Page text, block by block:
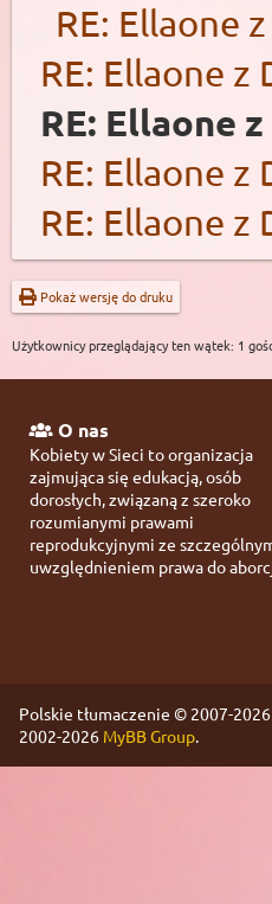
RE: Ellaone
RE: Ellaone z
RE: Ellaone z
RE: Ellaone z
RE: Ellaone z
Pokaż wersję do druku
Użytkownicy przeglądający ten wątek: 1
O nas
Kobiety w Sieci to organizacja
zajmująca się edukacją, osób
dorosłych, związaną z szeroko
rozumianymi prawami
reprodukcyjnymi ze
uwzględnieniem prawa do
Polskie tłumaczenie © 2007-2026
2002-2026 MyBB Group.